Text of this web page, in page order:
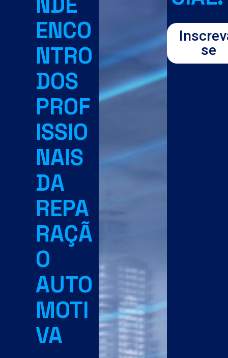
ENCO
NTRO
DOS
PROF
ISSIO
NAIS
DA
REPA
RAÇÃ
O
AUTO
MOTI
VA
se